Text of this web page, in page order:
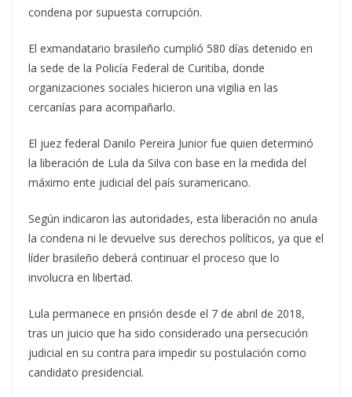
condena por supuesta corrupción.
El exmandatario brasileño cumplió 580 días detenido en
la sede de la Policía Federal de Curitiba, donde
organizaciones sociales hicieron una vigilia en las
cercanías para acompañarlo.
El juez federal Danilo Pereira Junior fue quien determinó
la liberación de Lula da Silva con base en la medida del
máximo ente judicial del país suramericano.
Según indicaron las autoridades, esta liberación no anula
la condena ni le devuelve sus derechos políticos, ya que el
líder brasileño deberá continuar el proceso que lo
involucra en libertad.
Lula permanece en prisión desde el 7 de abril de 2018,
tras un juicio que ha sido considerado una persecución
judicial en su contra para impedir su postulación como
candidato presidencial.